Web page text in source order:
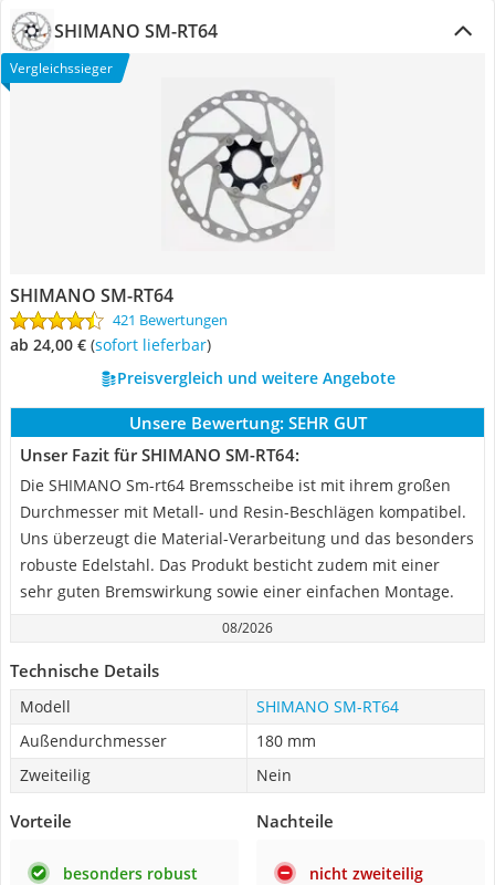
SHIMANO SM-RT64
Vergleichssieger
SHIMANO SM-RT64
421 Bewertungen
ab 24,00 € ( Sofort lieferbar)
Preisvergleich und weitere Angebote
Unsere Bewertung: SEHR GUT
Unser Fazit für SHIMANO SM-RT64:
Die SHIMANO Sm-rt64 Bremsscheibe ist mit ihrem großen
Durchmesser mit Metall- und Resin-Beschlägen kompatibel.
Uns überzeugt die Material-Verarbeitung und das besonders
robuste Edelstahl. Das Produkt besticht zudem mit einer
sehr guten Bremswirkung sowie einer einfachen Montage.
08/2026
Technische Details
Modell
SHIMANO SM-RT64
Außendurchmesser
180 mm
Zweiteilig
Nein
Vorteile
besonders robust
Nachteile
nicht zweiteilig